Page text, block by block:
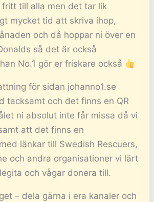
till alla men det tar lik
mycket tid att skriva ihop,
och då hoppar ni över en
så det är också
No.1 gör er friskare också
för sidan johanno1.se
tacksamt och det finns en QR
ni absolut inte får missa då vi
att det finns en
länkar till Swedish Rescuers,
och andra organisationer vi lärt
och vågar donera till.
– dela gärna i era kanaler och